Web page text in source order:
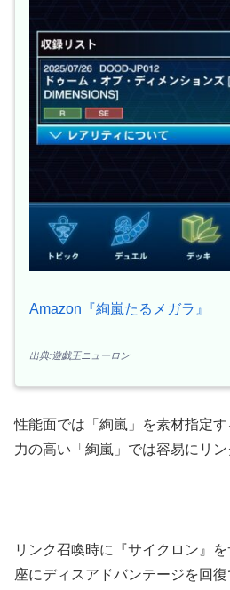
Amazon『絢嵐たるメガラ』
出典:遊戯王ニューロン
性能面では「絢嵐」を素材指定
力の高い「絢嵐」では容易にリン
リンク召喚時に『サイクロン』
座にディスアドバンテージを回